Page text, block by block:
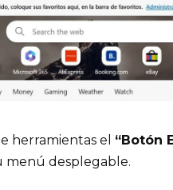
herramientas el “Botón
menú desplegable.